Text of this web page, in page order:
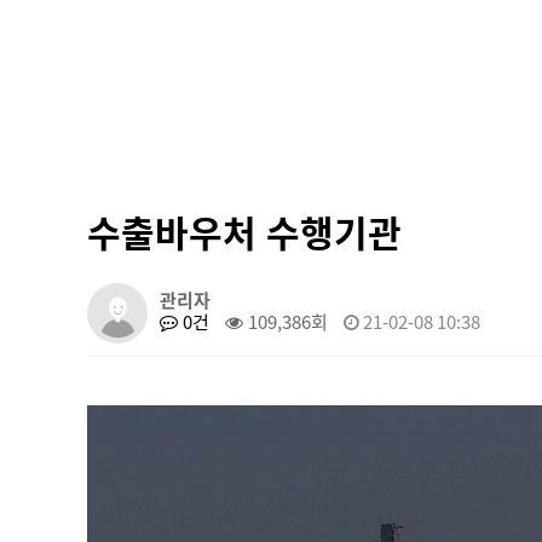
수출바우처 수행기관
관리자
0건
109,386회 21-02-08 10:38